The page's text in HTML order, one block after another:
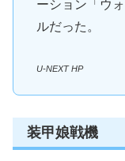
ーション「ウ
ルだった。
U-NEXT HP
装甲娘戦機